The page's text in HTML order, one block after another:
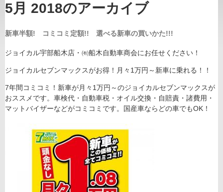
5月 2018のアーカイブ
新車半額! コミコミ定額!! 選べる新車の買いかた!!!
ジョイカル宇部船木店・㈲船木自動車商会にお任せください！
ジョイカルセブンマックスがお得！月々1万円～新車に乗れる！！
7年間コミコミ！新車が月々1万円～のジョイカルセブンマックスが
おススメです。車検代・自動車税・オイル交換・自賠責・諸費用・
マットバイザーなどがコミコミです。国産車ならどの車でもOK！